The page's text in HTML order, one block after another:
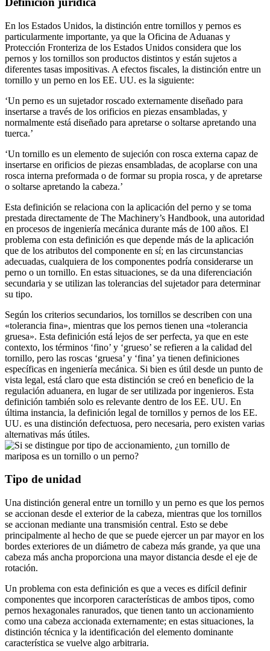
En los Estados Unidos, la distinción entre tornillos y pernos es
particularmente importante, ya que la Oficina de Aduanas y
Protección Fronteriza de los Estados Unidos considera que los
pernos y los tornillos son productos distintos y están sujetos a
diferentes tasas impositivas. A efectos fiscales, la distinción entre un
tornillo y un perno en los EE. UU. es la siguiente:
‘Un perno es un sujetador roscado externamente diseñado para
insertarse a través de los orificios en piezas ensambladas, y
normalmente está diseñado para apretarse o soltarse apretando una
tuerca.’
‘Un tornillo es un elemento de sujeción con rosca externa capaz de
insertarse en orificios de piezas ensambladas, de acoplarse con una
rosca interna preformada o de formar su propia rosca, y de apretarse
o soltarse apretando la cabeza.’
Esta definición se relaciona con la aplicación del perno y se toma
prestada directamente de The Machinery’s Handbook, una autoridad
en procesos de ingeniería mecánica durante más de 100 años. El
problema con esta definición es que depende más de la aplicación
que de los atributos del componente en sí; en las circunstancias
adecuadas, cualquiera de los componentes podría considerarse un
perno o un tornillo. En estas situaciones, se da una diferenciación
secundaria y se utilizan las tolerancias del sujetador para determinar
su tipo.
Según los criterios secundarios, los tornillos se describen con una
«tolerancia fina», mientras que los pernos tienen una «tolerancia
gruesa». Esta definición está lejos de ser perfecta, ya que en este
contexto, los términos ‘fino’ y ‘grueso’ se refieren a la calidad del
tornillo, pero las roscas ‘gruesa’ y ‘fina’ ya tienen definiciones
específicas en ingeniería mecánica. Si bien es útil desde un punto de
vista legal, está claro que esta distinción se creó en beneficio de la
regulación aduanera, en lugar de ser utilizada por ingenieros. Esta
definición también solo es relevante dentro de los EE. UU. En
última instancia, la definición legal de tornillos y pernos de los EE.
UU. es una distinción defectuosa, pero necesaria, pero existen varias
alternativas más útiles.
Tipo de unidad
Una distinción general entre un tornillo y un perno es que los pernos
se accionan desde el exterior de la cabeza, mientras que los tornillos
se accionan mediante una transmisión central. Esto se debe
principalmente al hecho de que se puede ejercer un par mayor en los
bordes exteriores de un diámetro de cabeza más grande, ya que una
cabeza más ancha proporciona una mayor distancia desde el eje de
rotación.
Un problema con esta definición es que a veces es difícil definir
componentes que incorporen características de ambos tipos, como
pernos hexagonales ranurados, que tienen tanto un accionamiento
como una cabeza accionada externamente; en estas situaciones, la
distinción técnica y la identificación del elemento dominante
característica se vuelve algo arbitraria.